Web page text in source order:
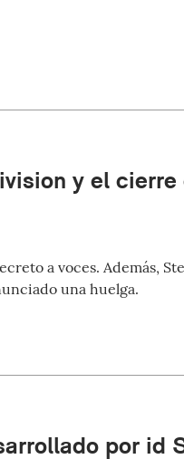
y el
a voces. Además,
una huelga.
por id